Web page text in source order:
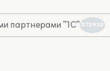
партнерами "1С" 575930